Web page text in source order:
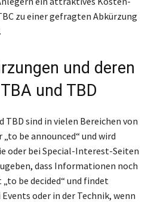
zu einer gefragten Abkürzung
und deren
und TBD
TBD sind in vielen Bereichen von
be announced“ und wird
oder bei Special-Interest-Seiten
dass Informationen noch
be decided“ und findet
oder in der Technik, wenn